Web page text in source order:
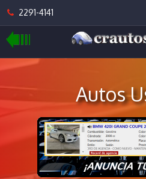
2291-4141
Autos